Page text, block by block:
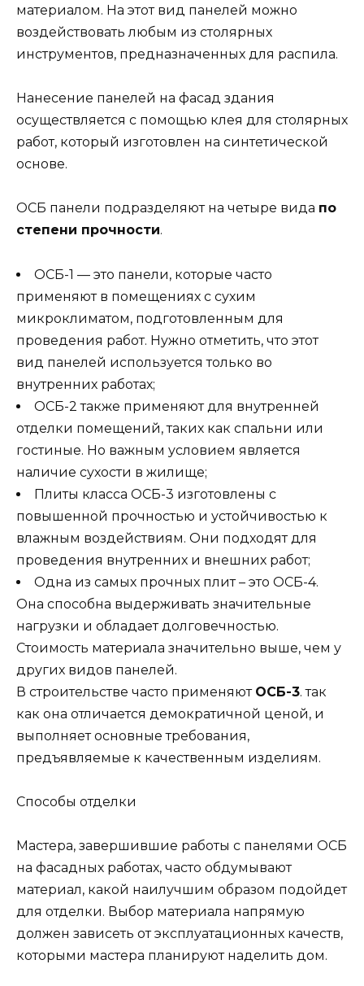
материалом. На этот вид панелей можно
воздействовать любым из столярных
инструментов, предназначенных для распила.
Нанесение панелей на фасад здания
осуществляется с помощью клея для столярных
работ, который изготовлен на синтетической
основе.
ОСБ панели подразделяют на четыре вида по
степени прочности.
ОСБ-1 — это панели, которые часто
применяют в помещениях с сухим
микроклиматом, подготовленным для
проведения работ. Нужно отметить, что этот
вид панелей используется только во
внутренних работах;
ОСБ-2 также применяют для внутренней
отделки помещений, таких как спальни или
гостиные. Но важным условием является
наличие сухости в жилище;
Плиты класса ОСБ-3 изготовлены с
повышенной прочностью и устойчивостью к
влажным воздействиям. Они подходят для
проведения внутренних и внешних работ;
Одна из самых прочных плит – это ОСБ-4.
Она способна выдерживать значительные
нагрузки и обладает долговечностью.
Стоимость материала значительно выше, чем у
других видов панелей.
В строительстве часто применяют ОСБ-3. так
как она отличается демократичной ценой, и
выполняет основные требования,
предъявляемые к качественным изделиям.
Способы отделки
Мастера, завершившие работы с панелями ОСБ
на фасадных работах, часто обдумывают
материал, какой наилучшим образом подойдет
для отделки. Выбор материала напрямую
должен зависеть от эксплуатационных качеств,
которыми мастера планируют наделить дом.